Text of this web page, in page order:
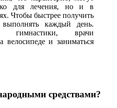
для лечения, но и в
Чтобы быстрее получить
каждый день.
гимнастики, врачи
велосипеде и заниматься
средствами?